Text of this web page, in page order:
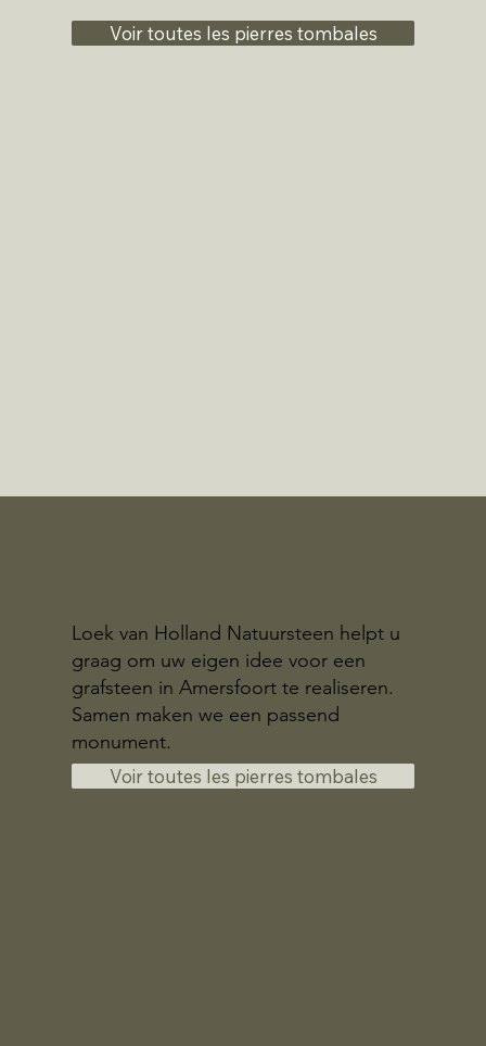
Voir toutes les pierres tombales
Loek van Holland Natuursteen helpt u
graag om uw eigen idee voor een
grafsteen in Amersfoort te realiseren.
Samen maken we een passend
monument.
Voir toutes les pierres tombales